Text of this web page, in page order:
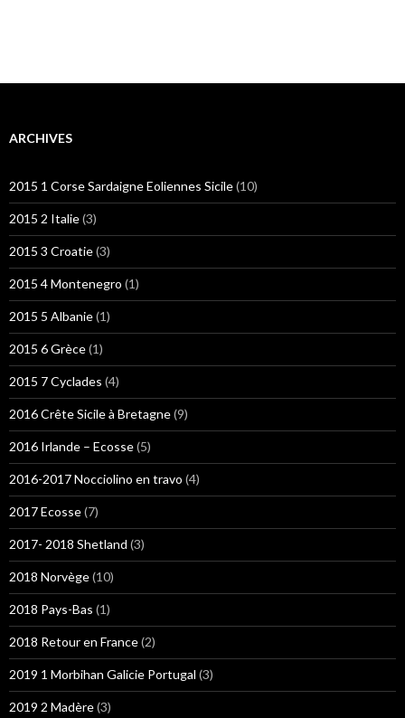
ARCHIVES
2015 1 Corse Sardaigne Eoliennes Sicile(10)
2015 2 Italie(3)
2015 3 Croatie(3)
2015 4 Montenegro (1)
2015 5 Albanie(1)
2015 6 Grèce(1)
2015 7 Cyclades (4)
2016 Crête Sicile à Bretagne(9)
2016 Irlande – Ecosse(5)
2016-2017 Nocciolino en travo (4)
2017 Ecosse(7)
2017- 2018 Shetland (3)
2018 Norvège(10)
2018 Pays-Bas (1)
2018 Retour en France(2)
2019 1 Morbihan Galicie Portugal (3)
2019 2 Madère(3)